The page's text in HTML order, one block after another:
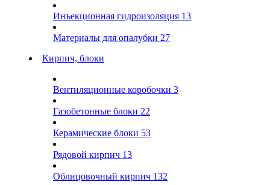
Инъекционная гидроизоляция 13
Материалы для опалубки 27
Кирпич, блоки
Вентиляционные коробочки 3
Газобетонные блоки 22
Керамические блоки 53
Рядовой кирпич 13
Облицовочный кирпич 132